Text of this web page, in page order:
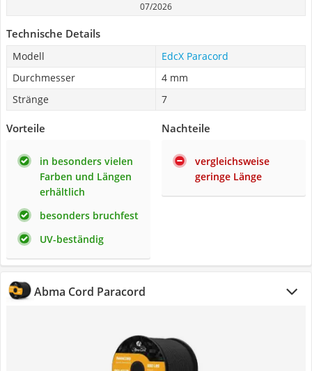
07/2026
Technische Details
Modell
EdcX Paracord
Durchmesser
4 mm
Stränge
7
Vorteile
in besonders vielen
Farben und Längen
erhältlich
besonders bruchfest
UV-beständig
Nachteile
vergleichsweise
geringe Länge
Abma Cord Paracord